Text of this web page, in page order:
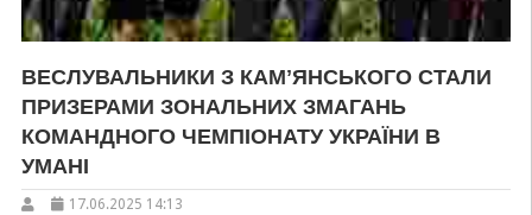
ВЕСЛУВАЛЬНИКИ З КАМʼЯНСЬКОГО СТАЛИ
ПРИЗЕРАМИ ЗОНАЛЬНИХ ЗМАГАНЬ
КОМАНДНОГО ЧЕМПІОНАТУ УКРАЇНИ В
УМАНІ
17.06.2025 14:13